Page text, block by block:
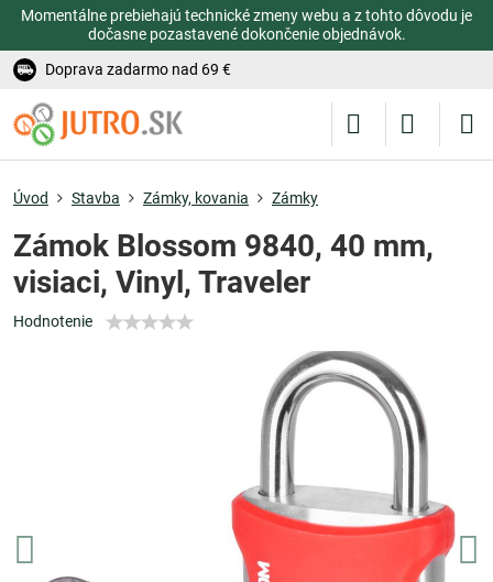
Momentálne prebiehajú technické zmeny webu a z tohto dôvodu je
dočasne pozastavené dokončenie objednávok.
Doprava zadarmo nad 69 €
Úvod Stavba Zámky, kovania Zámky
Zámok Blossom 9840, 40 mm,
visiaci, Vinyl, Traveler
Hodnotenie